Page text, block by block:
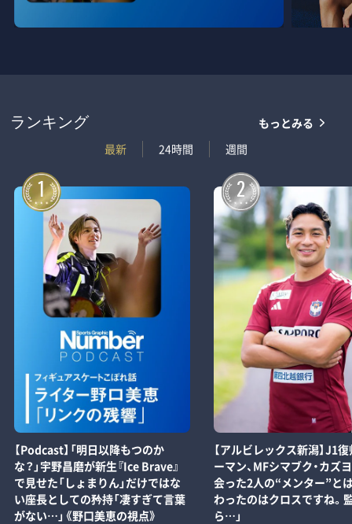
ランキング
最新
24時間 週間
もっとみる
1
【Podcast】「明日以降もつのか
な？」宇野昌磨が新生『Ice Brave』
で見せた「しょまりん」だけではな
い座長としての矜持「凄すぎて言葉
がない…」《野口美恵の視点》
2
【アルビレックス新潟】J1
ーマン、MFシマブク・カズ
会った2人の“メンター”とは
わったのはクロスですね。
ら…」